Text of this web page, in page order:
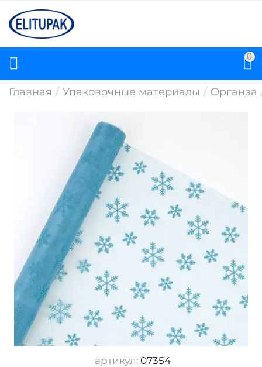
0
Главная / Упаковочные материалы / Органза
артикул: 07354